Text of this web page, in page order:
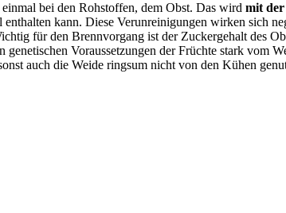
bei den Rohstoffen, dem Obst. Das wird mit der
kann. Diese Verunreinigungen wirken sich
für den Brennvorgang ist der Zuckergehalt des
genetischen Voraussetzungen der Früchte stark vom
auch die Weide ringsum nicht von den Kühen